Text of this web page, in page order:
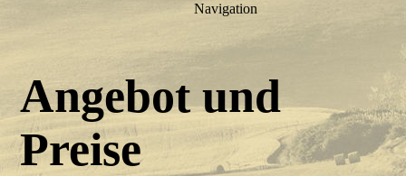
Navigation
Angebot und
Preise